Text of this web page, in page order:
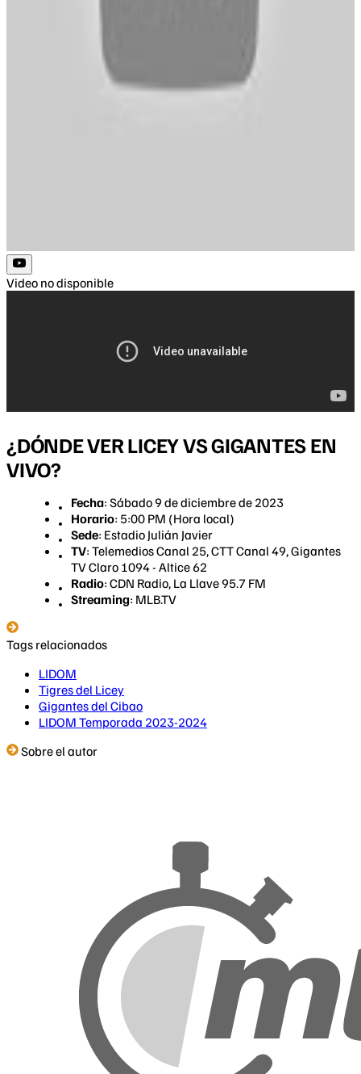
Video no disponible
¿DÓNDE VER LICEY VS GIGANTES EN
VIVO?
Fecha: Sábado 9 de diciembre de 2023
Horario: 5:00 PM (Hora local)
Sede: Estadio Julián Javier
TV: Telemedios Canal 25, CTT Canal 49, Gigantes
TV Claro 1094 - Altice 62
Radio: CDN Radio, La Llave 95.7 FM
Streaming: MLB.TV
Tags relacionados
LIDOM
Tigres del Licey
Gigantes del Cibao
LIDOM Temporada 2023-2024
Sobre el autor